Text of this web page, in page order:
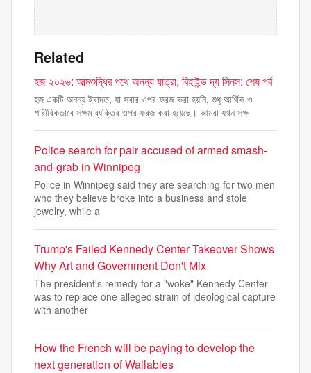
Related
হজ ২০২৬: আত্মশুদ্ধির পথে অনন্য যাত্রা, বিহাইন্ড দ্য সিনস: শেষ পর্ব
হজ একটি অনন্য ইবাদত, যা সবার ওপর ফরজ করা হয়নি, শুধু আর্থিক ও
শারীরিকভাবে সক্ষম ব্যক্তির ওপর ফরজ করা হয়েছে। আমরা যখন সক্ষ
Police search for pair accused of armed smash-
and-grab in Winnipeg
Police in Winnipeg said they are searching for two men
who they believe broke into a business and stole
jewelry, while a
Trump's Failed Kennedy Center Takeover Shows
Why Art and Government Don't Mix
The president's remedy for a "woke" Kennedy Center
was to replace one alleged strain of ideological capture
with another
How the French will be paying to develop the
next generation of Wallabies